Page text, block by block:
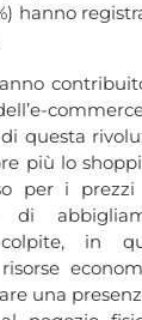
hanno
questa
più lo
per i
di
colpite, in
una